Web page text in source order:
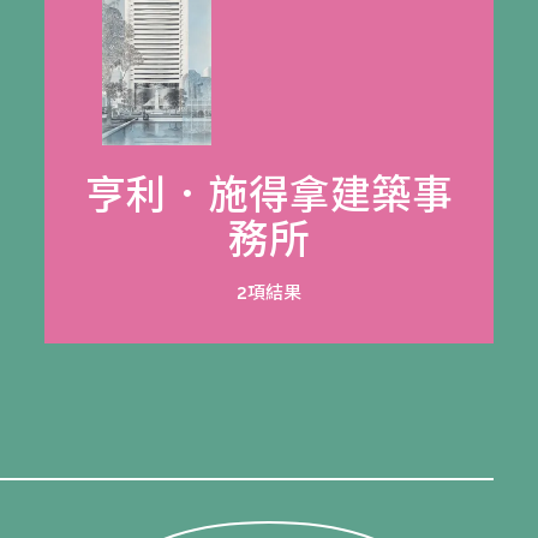
亨利．施得拿建築事
務所
2項結果